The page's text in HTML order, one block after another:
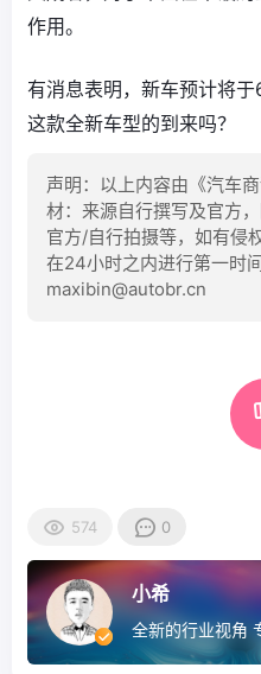
作用。
有消息表明，新车预计将
这款全新车型的到来吗？
声明：以上内容由《汽车
材：来源自行撰写及官方
官方/自行拍摄等，如有侵
在24小时之内进行第一时
maxibin@autobr.cn
574 0
小希
全新的行业视角